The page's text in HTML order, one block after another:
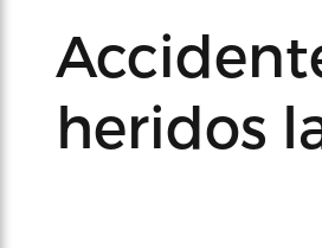
heridos